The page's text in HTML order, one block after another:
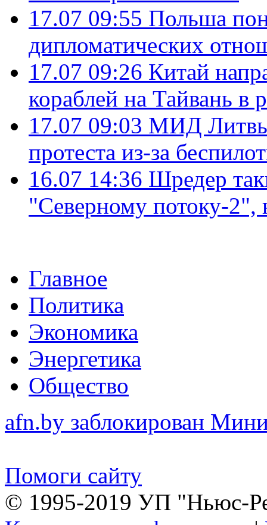
17.07 09:55 Польша
дипломатических
17.07 09:26 Китай
кораблей на Тайвань в
17.07 09:03 МИД Литвы
протеста из-за
16.07 14:36 Шредер
"Северному потоку-2",
Главное
Политика
Экономика
Энергетика
Общество
afn.by заблокирован
Помоги сайту
© 1995-2019 УП "Ньюс-